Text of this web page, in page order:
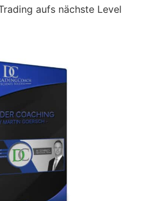
aufs nächste Level